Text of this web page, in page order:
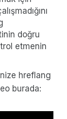
doğru
etmenin
hreflang
burada: